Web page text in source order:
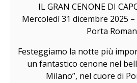
IL GRAN CENONE DI
Mercoledì 31 dicembre 2025
Porta
Festeggiamo la notte più
un fantastico cenone nel
Milano”, nel cuore di